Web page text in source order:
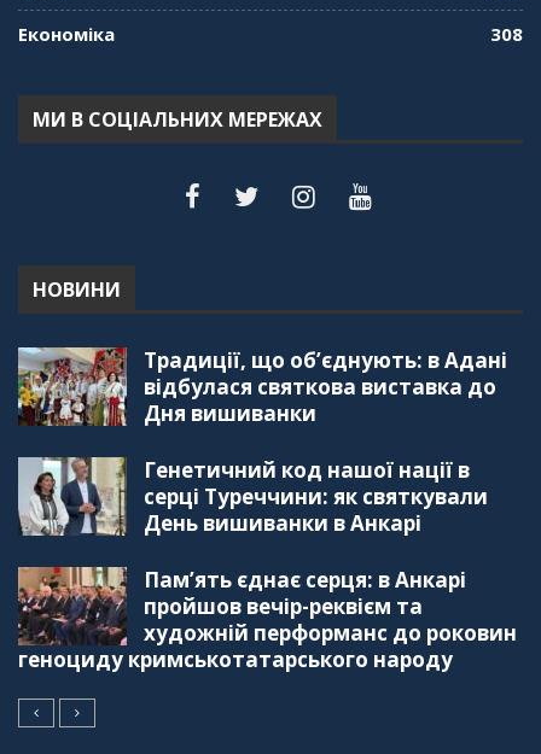
"Дзеркало діаспори". Випуск 6. Можливості
рада українських громад Туреччини
56:20
"Дзеркало діаспори". Випуск 3. Вища освіта:
59:38
"Дзеркало діаспори", Випуск 2, Як вивчити
57:18
"Дзеркало діаспори". Випуск 1. Про створення
порталу "Укр-Айна"
39:41
Економіка
308
МИ В СОЦІАЛЬНИХ МЕРЕЖАХ
НОВИНИ
Традиції, що об’єднують: в Адані
відбулася святкова виставка до
Дня вишиванки
Генетичний код нашої нації в
серці Туреччини: як святкували
День вишиванки в Анкарі
Пам’ять єднає серця: в Анкарі
пройшов вечір-реквієм та
художній перформанс до роковин
геноциду кримськотатарського народу